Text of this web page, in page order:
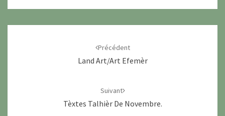
Précédent
Land Art/Art Efemèr
Suivant
Tèxtes Talhièr De Novembre.